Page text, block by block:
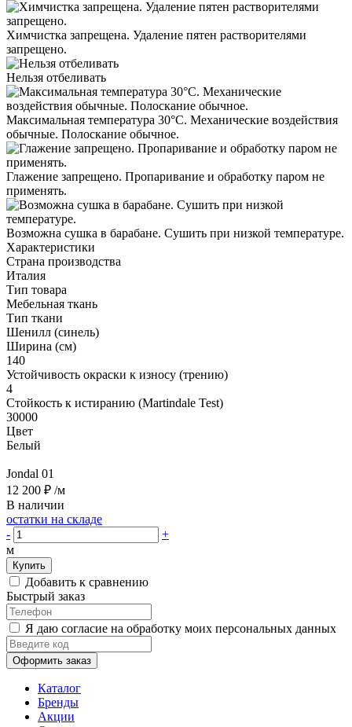
Химчистка запрещена. Удаление пятен растворителями
запрещено.
Нельзя отбеливать
Максимальная температура 30°С. Механические воздействия
обычные. Полоскание обычное.
Глажение запрещено. Пропаривание и обработку паром не
применять.
Возможна сушка в барабане. Сушить при низкой температуре.
Характеристики
Страна производства
Италия
Тип товара
Мебельная ткань
Тип ткани
Шенилл (синель)
Ширина (см)
140
Устойчивость окраски к износу (трению)
4
Стойкость к истиранию (Martindale Test)
30000
Цвет
Белый
Jondal 01
12 200 ₽ /м
В наличии
остатки на складе
-
+
м
Купить
Добавить к сравнению
Быстрый заказ
Я даю согласие на обработку моих персональных данных
Оформить заказ
Каталог
Бренды
Акции